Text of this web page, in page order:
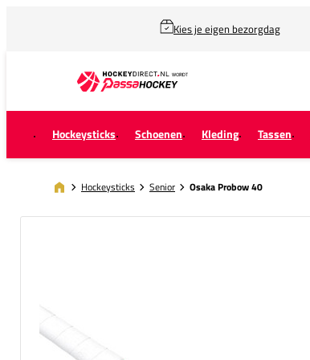
Kies je eigen bezorgdag
Hockeysticks Schoenen Kleding Tassen
Hockeysticks Senior Osaka Probow 40